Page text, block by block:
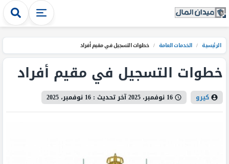
الرئيسية / الخدمات العامة / خطوات التسجيل في مقيم أفراد
خطوات التسجيل في مقيم أفراد
كيرو 16 نوفمبر، 2025 آخر تحديث : 16 نوفمبر، 2025